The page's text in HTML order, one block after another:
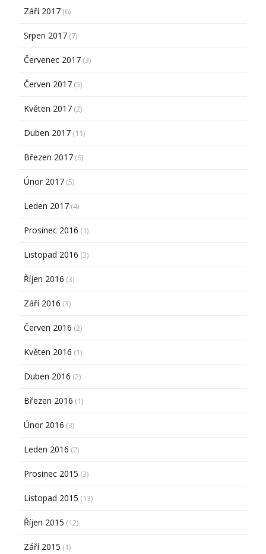
Září 2017 (6)
Srpen 2017 (7)
Červenec 2017 (3)
Červen 2017 (5)
Květen 2017 (2)
Duben 2017 (11)
Březen 2017 (6)
Únor 2017 (5)
Leden 2017 (4)
Prosinec 2016 (1)
Listopad 2016 (3)
Říjen 2016 (3)
Září 2016 (3)
Červen 2016 (2)
Květen 2016 (1)
Duben 2016 (2)
Březen 2016 (1)
Únor 2016 (3)
Leden 2016 (2)
Prosinec 2015 (3)
Listopad 2015 (13)
Říjen 2015 (12)
Září 2015 (1)